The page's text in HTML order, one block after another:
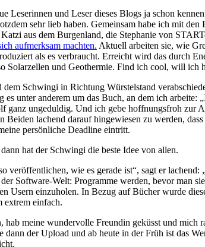
Leserinnen und Leser dieses Blogs ja schon
sehr lieb haben. Gemeinsam habe ich mit
aus dem Burgenland, die Stephanie von
aufmerksam machten. Aktuell arbeiten sie, wie
als es verbraucht. Erreicht wird das durch
Solarzellen und Geothermie. Find ich cool, will ich
Schwingi in Richtung Würstelstand
unter anderem um das Buch, an dem ich
ganz ungeduldig. Und ich gebe hoffnungsfroh zur
Beiden lachend darauf hingewiesen zu werden,
persönliche Deadline eintritt.
hat der Schwingi die beste Idee von allen.
veröffentlichen, wie es gerade ist“, sagt er
Software-Welt: Programme werden, bevor man
Usern einzuholen. In Bezug auf Bücher wurde
extrem einfach.
hab meine wundervolle Freundin geküsst und
dann der Upload und ab heute in der Früh ist das